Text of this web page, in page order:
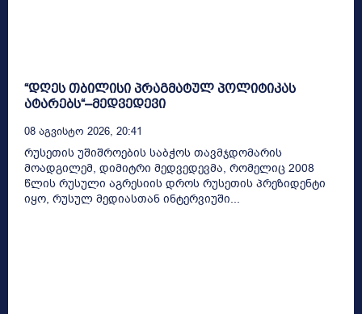
“დღეს თბილისი პრაგმატულ პოლიტიკას
ატარებს“–მედვედევი
08 Აგვისტო 2026, 20:41
რუსეთის უშიშროების საბჭოს თავმჯდომარის
მოადგილემ, დიმიტრი მედვედევმა, რომელიც 2008
წლის რუსული აგრესიის დროს რუსეთის პრეზიდენტი
იყო, რუსულ მედიასთან ინტერვიუში...